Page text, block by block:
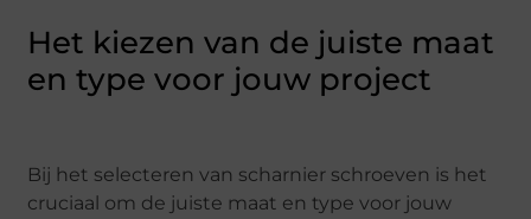
Het kiezen van de juiste maat
en type voor jouw project
Bij het selecteren van scharnier schroeven is het
cruciaal om de juiste maat en type voor jouw